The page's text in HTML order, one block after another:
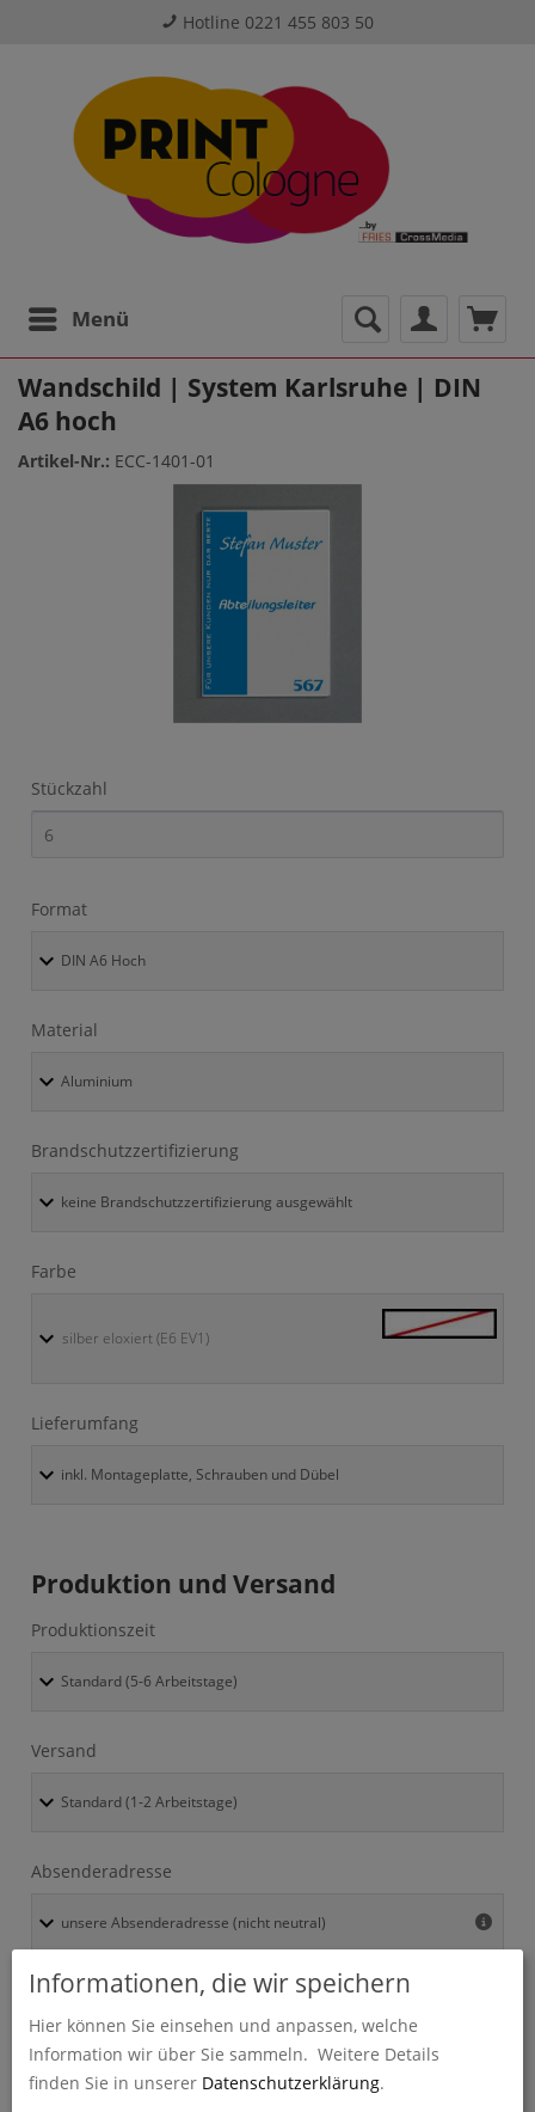
Hotline 0221 455 803 50
Menü
Wandschild | System Karlsruhe | DIN
A6 hoch
Artikel-Nr.: ECC-1401-01
Stückzahl
Format
Material
Brandschutzzertifizierung
Farbe
silber eloxiert (E6 EV1)
Lieferumfang
Produktion und Versand
Produktionszeit
Versand
Absenderadresse
Alle Preise im Überblick
Informationen, die wir speichern
Hier können Sie einsehen und anpassen, welche
Information wir über Sie sammeln. Weitere Details
finden Sie in unserer Datenschutzerklärung.